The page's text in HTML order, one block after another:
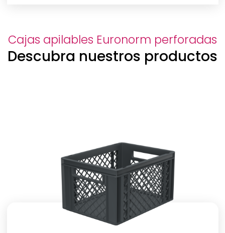
Cajas apilables Euronorm perforadas
Descubra nuestros productos